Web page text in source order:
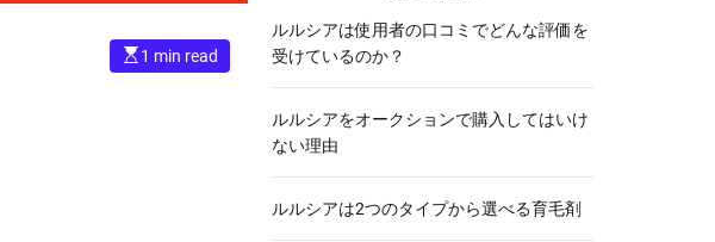
E
s
1 min read
ルルシアは使用者の口コミでどんな評価を
受けているのか？
ルルシアをオークションで購入してはいけ
ない理由
ルルシアは2つのタイプから選べる育毛剤